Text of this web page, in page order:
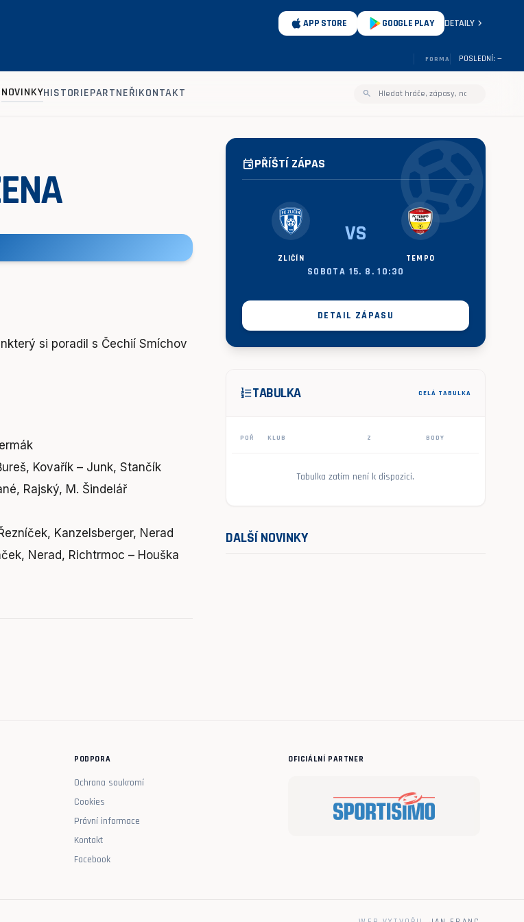
APP STORE GOOGLE PLAY DETAILY chevron_right
FORMA POSLEDNÍ: —
NOVINKYHISTORIEPARTNEŘIKONTAKT search
si poradil s Čechií Smíchov
Kovařík – Junk, Stančík
Rajský, M. Šindelář
Kanzelsberger, Nerad
Nerad, Richtrmoc – Houška
sports_soccer
eventPŘÍŠTÍ ZÁPAS
ZLIČÍN
VS
TEMPO
SOBOTA 15. 8. 10:30
DETAIL ZÁPASU
format_list_numberedTABULKA CELÁ TABULKA
POŘ KLUB Z BODY
Tabulka zatím není k dispozici.
DALŠÍ NOVINKY
PODPORA
Ochrana soukromí
Cookies
Právní informace
Kontakt
Facebook
OFICIÁLNÍ PARTNER